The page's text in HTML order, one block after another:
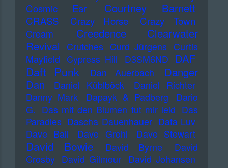
Cosmic Ear
Courtney Barnett
CRASS Crazy Horse Crazy Town
Cream
Creedence Clearwater
Revival
Crutches Curd Jürgens Curtis
Mayfield Cypress Hill D3SM6ND DAF
Daft Punk Dan Auerbach
Danger
Dan
Daniel Küblböck
Daniel Richter
Danny Mark
Dapayk & Padberg
Dario
G. Das mit den Blumen tut mir leid Das
Paradies Dascha Dauenhauer Data Luv
Dave Ball
Dave Grohl Dave Stewart
David Bowie David Byrne
David
Crosby David Gilmour David Johansen